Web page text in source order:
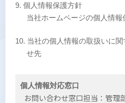
個人情報保護方針
当社ホームページの個人情報
当社の個人情報の取扱いに
せ先
個人情報対応窓口
お問い合わせ窓口担当：管理